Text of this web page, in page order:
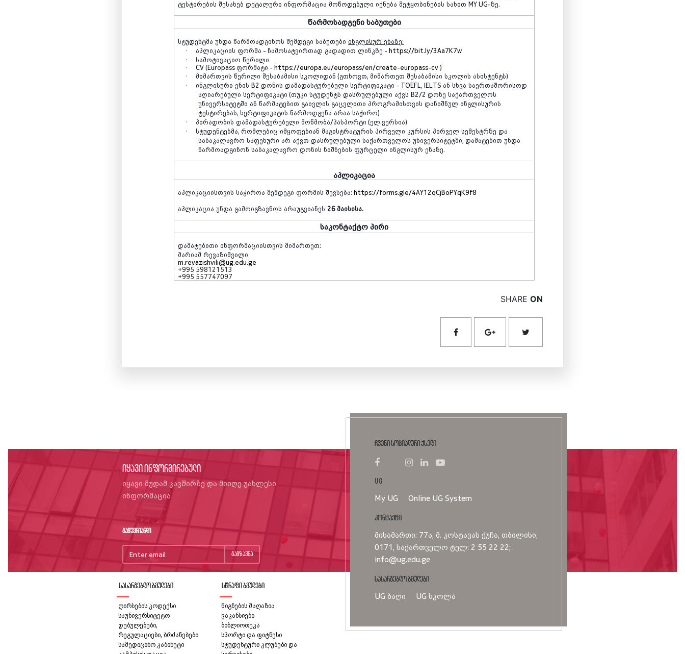
ტესტირების შესახებ დეტალური ინფორმაცია მოწოდებული იქნება შეტყობინების სახით MY UG-ზე.
წარმოსადგენი საბუთები
სტუდენტმა უნდა წარმოადგინოს შემდეგი საბუთები ინგლისურ ენაზე:
·
აპლიკაციის ფორმა -ჩამოსატვირთად გადადით ლინკზე - https://bit.ly/3Aa7K7w
·
სამოტივაციო წერილი
·
CV (Europass ფორმატი - https://europa.eu/europass/en/create-europass-cv )
·
მიმართვის წერილი შესაბამისი სკოლიდან (გთხოვთ, მიმართეთ შესაბამისი სკოლის ასისტენტს)
·
ინგლისური ენის B2 დონის დამადასტურებელი სერტიფიკატი - TOEFL, IELTS ან სხვა საერთაშორისოდ
აღიარებული სერტიფიკატი (თუკი სტუდენტს დასრულებული აქვს B2/2 დონე საქართველოს
უნივერსიტეტში ან წარმატებით გაივლის გაცვლითი პროგრამისთვის დანიშნულ ინგლისურის
ტესტირებას,სერტიფიკატის წარმოდგენა არაა საჭირო)
·
პირადობის დამადასტურებელი მოწმობა/პასპორტი (ელ.ვერსია)
·
სტუდენტებმა, რომლებიც იმყოფებიან მაგისტრატურის პირველი კურსის პირველ სემესტრზე და
საბაკალავრო საფეხური არ აქვთ დასრულებული საქართველოს უნივერსიტეტში, დამატებით უნდა
წარმოადგინონ საბაკალავრო დონის ნიშნების ფურცელი ინგლისურ ენაზე.
აპლიკაცია
აპლიკაციისთვის საჭიროა შემდეგი ფორმის შევსება: https://forms.gle/4AY12qCjBoPYqK9f8
აპლიკაცია უნდა გამოიგზავნოს არაუგვიანეს 26 მაისისა.
საკონტაქტო პირი
დამატებითი ინფორმაციისთვის მიმართეთ:
მარიამ რევაზიშვილი
m.revazishvili@ug.edu.ge
+995 598121513
+995 557747097
SHARE ON
იყავი ინფორმირებული
იყავი მუდამ კავშირზე და მიიღე უახლესი
ინფორმაცია
გაწევრიანდი
გაგზავნა
ჩვენი სოციალური ქსელი
UG
My UG Online UG System
კონტაქტი
მისამართი: 77ა, მ. კოსტავას ქუჩა, თბილისი,
0171, საქართველო ტელ: 2 55 22 22;
info@ug.edu.ge
სასარგებლო ბმულები
UG ბაღი UG სკოლა
სასარგებლო ბმულები
ღირსების კოდექსი
საუნივერსიტეტო
დებულებები,
რეგულაციები, ბრძანებები
სამედიცინო კაბინეტი
სწრაფი ბმულები
წიგნების მაღაზია
ვაკანსიები
ბიბლიოთეკა
სპორტი და ფიტნესი
სტუდენტური კლუბები და